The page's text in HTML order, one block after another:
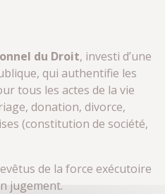
du Droit, investi d’une
qui authentifie les
tous les actes de la vie
donation, divorce,
(constitution de société,
de la force exécutoire
jugement.